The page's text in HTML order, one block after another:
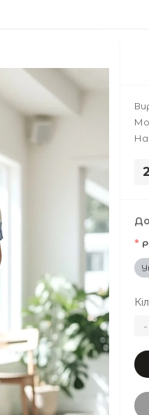
*
-